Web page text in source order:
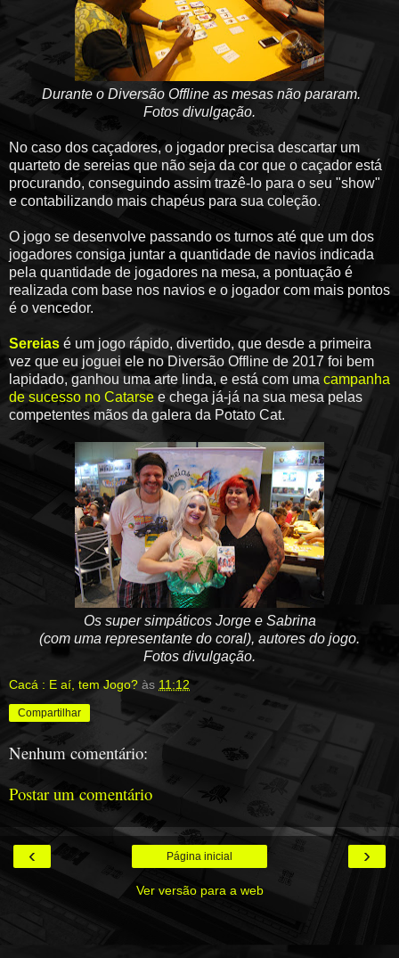
Durante o Diversão Offline as mesas não pararam.
Fotos divulgação.
No caso dos caçadores, o jogador precisa descartar um
quarteto de sereias que não seja da cor que o caçador está
procurando, conseguindo assim trazê-lo para o seu "show"
e contabilizando mais chapéus para sua coleção.
O jogo se desenvolve passando os turnos até que um dos
jogadores consiga juntar a quantidade de navios indicada
pela quantidade de jogadores na mesa, a pontuação é
realizada com base nos navios e o jogador com mais pontos
é o vencedor.
Sereias é um jogo rápido, divertido, que desde a primeira
vez que eu joguei ele no Diversão Offline de 2017 foi bem
lapidado, ganhou uma arte linda, e está com uma campanha
de sucesso no Catarse e chega já-já na sua mesa pelas
competentes mãos da galera da Potato Cat.
Os super simpáticos Jorge e Sabrina
(com uma representante do coral), autores do jogo.
Fotos divulgação.
Cacá : E aí, tem Jogo? às 11:12
Compartilhar
Nenhum comentário:
Postar um comentário
‹ ›
Página inicial
Ver versão para a web